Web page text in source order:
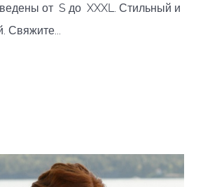
от S до XXXL. Стильный и
Свяжите...